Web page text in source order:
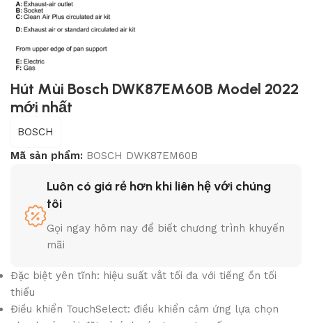
Hút Mùi Bosch DWK87EM60B Model 2022
mới nhất
BOSCH
Mã sản phẩm: BOSCH DWK87EM60B
Luôn có giá rẻ hơn khi liên hệ với chúng
tôi
Gọi ngay hôm nay để biết chương trình khuyến
mãi
Đặc biệt yên tĩnh: hiệu suất vắt tối đa với tiếng ồn tối
thiểu
Điều khiển TouchSelect: điều khiển cảm ứng lựa chọn